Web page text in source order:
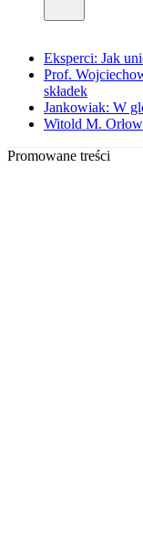
Eksperci: Jak
Prof.
składek
Jankowiak: W
Witold M.
Promowane treści